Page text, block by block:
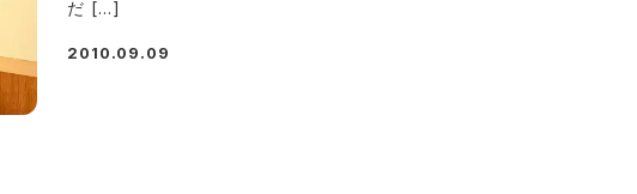
だ […]
投稿日
2010.09.09